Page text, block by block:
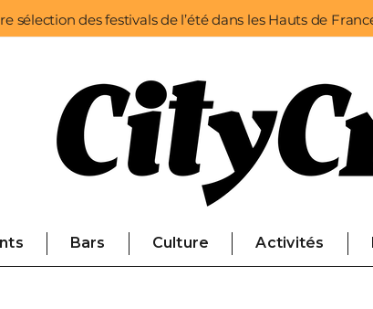
sélection des festivals de l’été dans les Hauts de
Bars Culture Activités